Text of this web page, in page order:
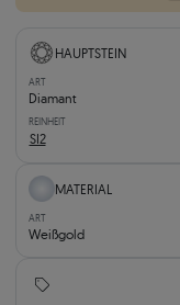
HAUPTSTEIN
ART
Diamant
REINHEIT
SI2
MATERIAL
ART
Weißgold